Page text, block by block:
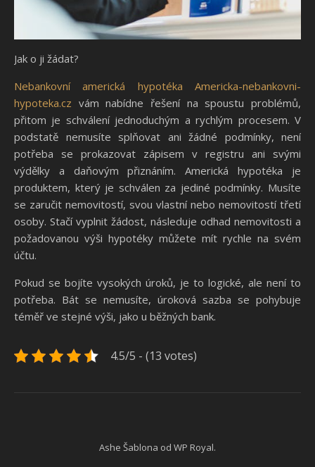
Jak o ji žádat?
Nebankovní americká hypotéka Americka-nebankovni-
hypoteka.cz vám nabídne řešení na spoustu problémů,
přitom je schválení jednoduchým a rychlým procesem. V
podstatě nemusíte splňovat ani žádné podmínky, není
potřeba se prokazovat zápisem v registru ani svými
výdělky a daňovým přiznáním. Americká hypotéka je
produktem, který je schválen za jediné podmínky. Musíte
se zaručit nemovitostí, svou vlastní nebo nemovitostí třetí
osoby. Stačí vyplnit žádost, následuje odhad nemovitosti a
požadovanou výši hypotéky můžete mít rychle na svém
účtu.
Pokud se bojíte vysokých úroků, je to logické, ale není to
potřeba. Bát se nemusíte, úroková sazba se pohybuje
téměř ve stejné výši, jako u běžných bank.
4.5/5 - (13 votes)
Ashe Šablona od WP Royal.